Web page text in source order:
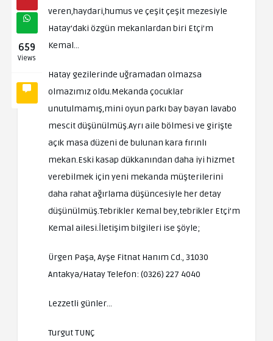
659
Views
veren,haydari,humus ve çeşit çeşit mezesiyle
Hatay’daki özgün mekanlardan biri Etçi’m
Kemal…
Hatay gezilerinde uğramadan olmazsa
olmazımız oldu.Mekanda çocuklar
unutulmamış,mini oyun parkı bay bayan lavabo
mescit düşünülmüş.Ayrı aile bölmesi ve girişte
açık masa düzeni de bulunan kara fırınlı
mekan.Eski kasap dükkanından daha iyi hizmet
verebilmek için yeni mekanda müşterilerini
daha rahat ağırlama düşüncesiyle her detay
düşünülmüş.Tebrikler Kemal bey,tebrikler Etçi’m
Kemal ailesi.İletişim bilgileri ise şöyle;
Ürgen Paşa, Ayşe Fitnat Hanım Cd., 31030
Antakya/Hatay Telefon: (0326) 227 4040
Lezzetli günler…
Turgut TUNÇ